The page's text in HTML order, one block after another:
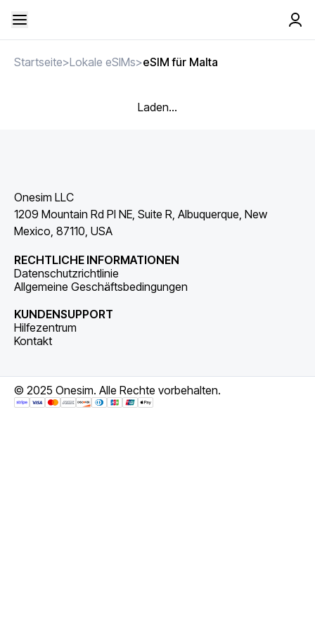
Startseite>Lokale eSIMs>eSIM für Malta
Laden...
Onesim LLC
1209 Mountain Rd Pl NE, Suite R, Albuquerque, New
Mexico, 87110, USA
RECHTLICHE INFORMATIONEN
Datenschutzrichtlinie
Allgemeine Geschäftsbedingungen
KUNDENSUPPORT
Hilfezentrum
Kontakt
© 2025 Onesim. Alle Rechte vorbehalten.